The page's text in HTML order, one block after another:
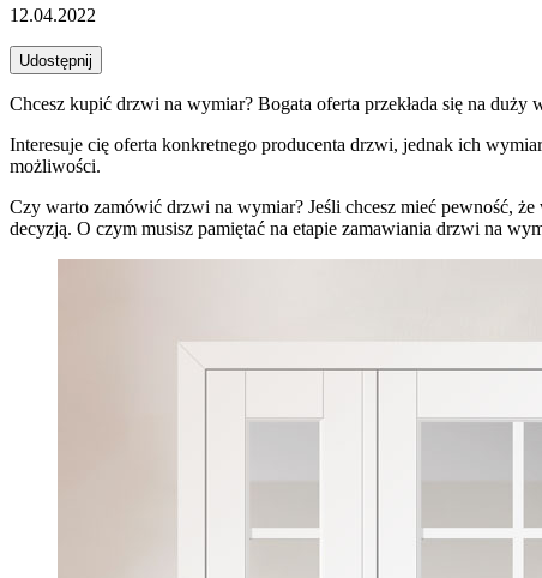
12.04.2022
Udostępnij
Chcesz kupić drzwi na wymiar? Bogata oferta przekłada się na
Interesuje cię oferta konkretnego producenta drzwi, jednak ich
możliwości.
Czy warto zamówić drzwi na wymiar? Jeśli chcesz mieć pewność,
decyzją. O czym musisz pamiętać na etapie zamawiania drzwi na